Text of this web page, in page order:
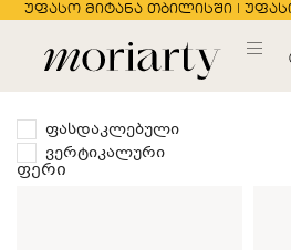
უფასო მიტანა თბილისში |
ფასდაკლებული
ვერტიკალური
ფერი